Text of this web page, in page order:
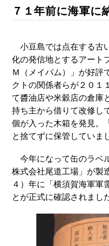
７１年前に海軍に
小豆島では点在する古
化の発信地とするアート
Ｍ（メイパム）」が好評
クトの関係者らが２０１
て醬油店や米穀店の倉庫
持ち主から借りて改修し
個が入った木箱を発見。
と捨てずに保管していま
今年になって缶のラベ
株式会社尾道工場」が製
４）年に「横須賀海軍軍
とが正式に確認されまし